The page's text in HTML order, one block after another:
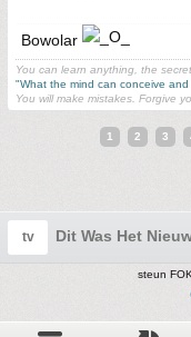
Bowolar
You can learn anything, the
"What the mind can conceive
You will make mistakes. Forgive
1 2 3
tv Dit Was Het
steun